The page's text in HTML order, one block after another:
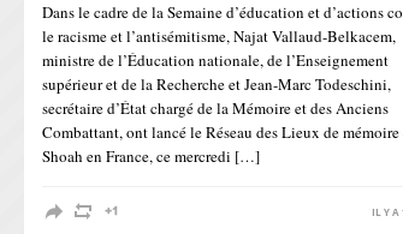
Dans le cadre de la Semaine d’éducation et d’actions
le racisme et l’antisémitisme, Najat Vallaud-Belkacem,
ministre de l’Éducation nationale, de l’Enseignement
supérieur et de la Recherche et Jean-Marc Todeschini,
secrétaire d’État chargé de la Mémoire et des Anciens
Combattant, ont lancé le Réseau des Lieux de mémoire
Shoah en France, ce mercredi […]
IL Y A